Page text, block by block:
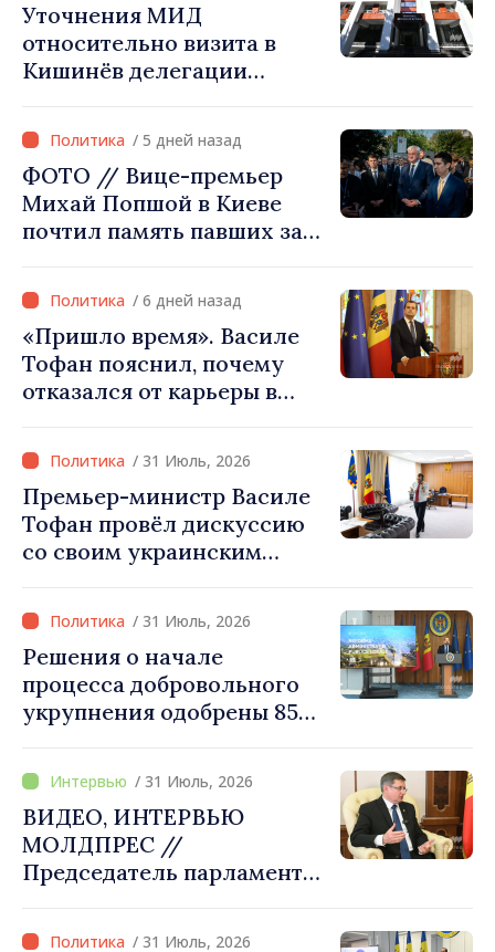
Уточнения МИД
относительно визита в
Кишинёв делегации
хозяйства Афганистана
/ 5 дней назад
ФОТО // Вице-премьер
Михай Попшой в Киеве
почтил память павших за
война должна
прекратиться»/ 6 дней назад
«Пришло время». Василе
Тофан пояснил, почему
отказался от карьеры в
премьер-министра. Что
думает Игорь Гросу о
новом главе правительства
/ 31 Июль, 2026
Премьер-министр Василе
Тофан провёл дискуссию
со своим украинским
Корецким: «Наши
государства выстроили
отношения, основанные на
доверии и солидарности,
которые мы хотим
конкретные проекты»
/ 31 Июль, 2026
Решения о начале
процесса добровольного
укрупнения одобрены 85
страны. Алексей Бузу:
«Только через сильные
примэрии мы можем
обеспечить качественные
услуги и
инфраструктуру»
/ 31 Июль, 2026
ВИДЕО, ИНТЕРВЬЮ
МОЛДПРЕС //
Председатель парламента
убедить каждое
/ 31 Июль, 2026